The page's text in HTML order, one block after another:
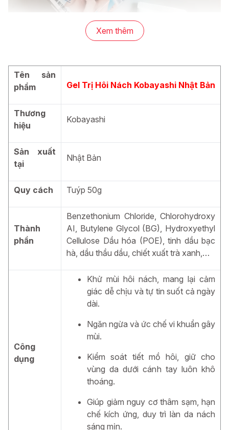
Thành Phần Gel Trị Hôi Nách Kobayashi
phần an toàn, lành tính, mang lại sự dịu nhẹ cho vùng da
xuất thiên nhiên và hoạt chất kháng khuẩn giúp vừa khử
mùi, vừa kiểm soát mồ hôi mà vẫn duy trì độ ẩm cần thiết
cho da.
Thành phần gel trị hôi nách Kobayashi
Thành phần chính:
Benzethonium Chloride,
Cellulose dầu hóa (POE), tinh dầu bạc hà, dầu thầu dầu,
Công Dụng Của Gel Trị Hôi Nách Kobayashi
Gel trị hôi nách Kobayashi không chỉ loại bỏ mùi hôi khó
công thức kết hợp giữa các hoạt chất kháng khuẩn, sản
phẩm giúp kiểm soát mồ hôi, dưỡng ẩm, duy trì cảm giác
Xem thêm
Tên sản
phẩm
Gel Trị Hôi Nách Kobayashi Nhật Bản
Thương
hiệu
Kobayashi
Sản xuất
tại
Nhật Bản
Quy cách Tuýp 50g
Thành
phần
Benzethonium Chloride, Chlorohydroxy
AI, Butylene Glycol (BG), Hydroxyethyl
Cellulose Dầu hóa (POE), tinh dầu bạc
hà, dầu thầu dầu, chiết xuất trà xanh,…
Công
dụng
Khử mùi hôi nách, mang lại cảm
giác dễ chịu và tự tin suốt cả ngày
dài.
Ngăn ngừa và ức chế vi khuẩn gây
mùi.
Kiểm soát tiết mồ hôi, giữ cho
vùng da dưới cánh tay luôn khô
thoáng.
Giúp giảm nguy cơ thâm sạm, hạn
chế kích ứng, duy trì làn da nách
sáng mịn.